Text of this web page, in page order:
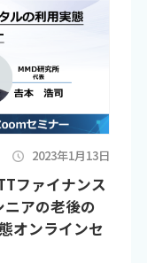
2023年1月13日
ファイナンス
アの老後の
オンラインセ